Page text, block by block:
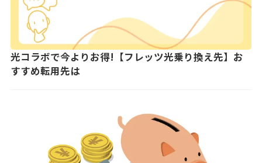
光コラボで今よりお得!【フレッツ光乗り換え先】お
すすめ転用先は